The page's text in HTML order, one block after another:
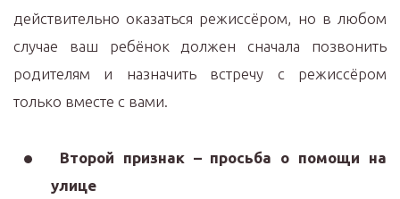
действительно оказаться режиссёром, но в любом
случае ваш ребёнок должен сначала позвонить
родителям и назначить встречу с режиссёром
только вместе с вами.
Второй признак – просьба о помощи на
улице